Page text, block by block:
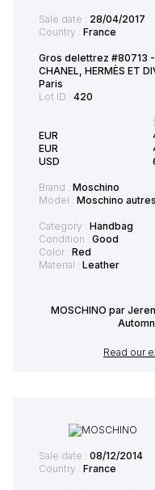
Sale date : 28/04/2017
Country : France
Gros delettrez #80713
CHANEL, HERMÈS ET
Paris
Lot ID : 420
EUR
EUR
USD
Brand : Moschino
Model : Moschino
Category : Handbag
Condition : Good
Color : Red
Material : Leather
MOSCHINO par
Read our
Sale date : 08/12/2014
Country : France